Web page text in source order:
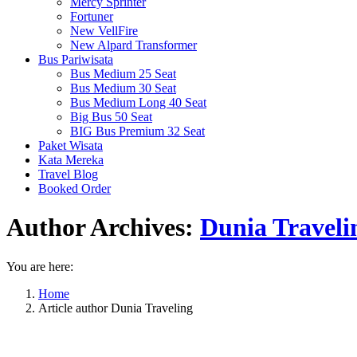
Fortuner
New VellFire
New Alpard Transformer
Bus Pariwisata
Bus Medium 25 Seat
Bus Medium 30 Seat
Bus Medium Long 40 Seat
Big Bus 50 Seat
BIG Bus Premium 32 Seat
Paket Wisata
Kata Mereka
Travel Blog
Booked Order
Author Archives: Dunia
You are here:
Home
Article author Dunia Traveling